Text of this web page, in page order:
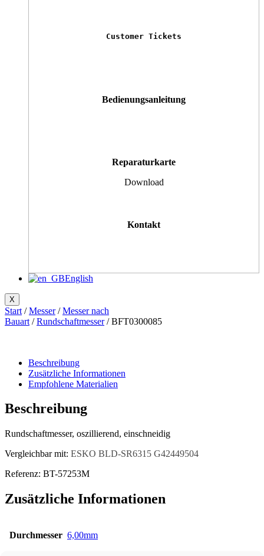
Customer Tickets
Bedienungsanleitung
Reparaturkarte
Download
Kontakt
English
X
Start /Messer/Messer nach
Bauart /Rundschaftmesser/ BFT0300085
Beschreibung
Zusätzliche Informationen
Empfohlene Materialien
Beschreibung
Rundschaftmesser, oszillierend, einschneidig
Vergleichbar mit: ESKO BLD-SR6315 G42449504
Referenz: BT-57253M
Zusätzliche Informationen
Durchmesser 6,00mm